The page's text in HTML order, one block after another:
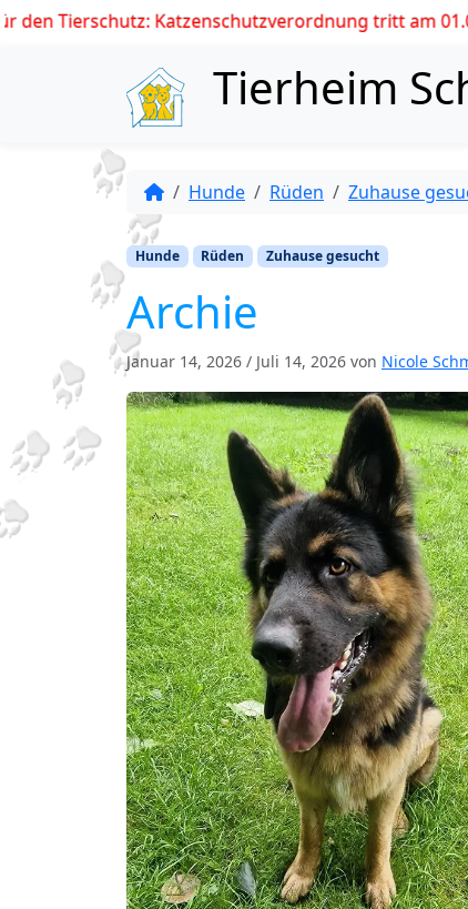
Katzenschutzverordnung tritt am 01.07.2026 in
Tierheim
Hunde Rüden Zuhause
Hunde Rüden Zuhause gesucht
Archie
Januar 14, 2026 / Juli 14, 2026 von Nicole